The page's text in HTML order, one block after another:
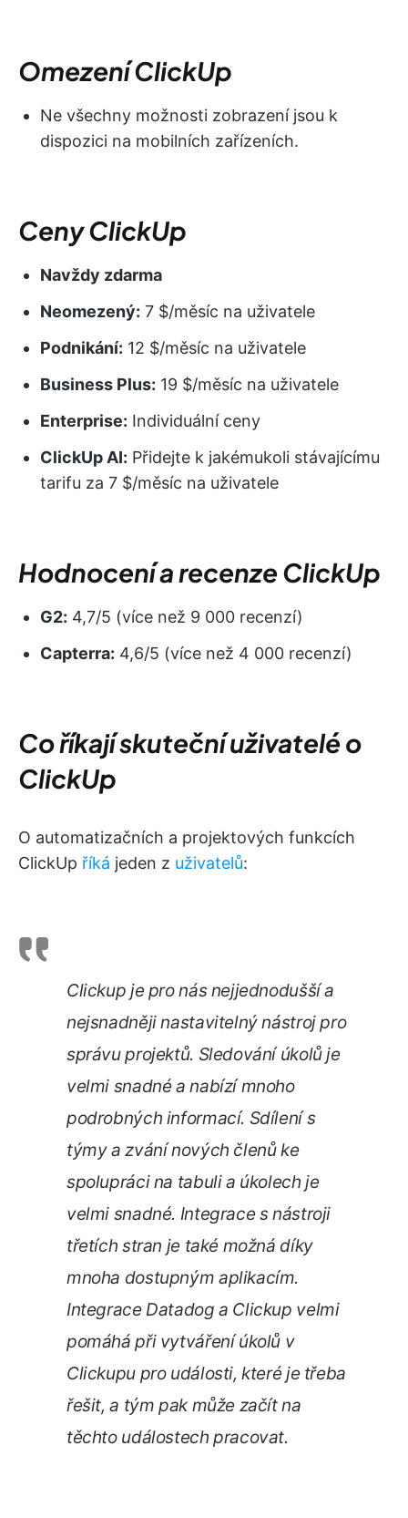
Omezení ClickUp
Ne všechny možnosti zobrazení jsou k
dispozici na mobilních zařízeních.
Ceny ClickUp
Navždy zdarma
Neomezený: 7 $/měsíc na uživatele
Podnikání: 12 $/měsíc na uživatele
Business Plus: 19 $/měsíc na uživatele
Enterprise: Individuální ceny
ClickUp AI: Přidejte k jakémukoli stávajícímu
tarifu za 7 $/měsíc na uživatele
Hodnocení a recenze ClickUp
G2: 4,7/5 (více než 9 000 recenzí)
Capterra: 4,6/5 (více než 4 000 recenzí)
Co říkají skuteční uživatelé o
ClickUp
O automatizačních a projektových funkcích
ClickUp říká jeden z uživatelů:
Clickup je pro nás nejjednodušší a
nejsnadněji nastavitelný nástroj pro
správu projektů. Sledování úkolů je
velmi snadné a nabízí mnoho
podrobných informací. Sdílení s
týmy a zvání nových členů ke
spolupráci na tabuli a úkolech je
velmi snadné. Integrace s nástroji
třetích stran je také možná díky
mnoha dostupným aplikacím.
Integrace Datadog a Clickup velmi
pomáhá při vytváření úkolů v
Clickupu pro události, které je třeba
řešit, a tým pak může začít na
těchto událostech pracovat.